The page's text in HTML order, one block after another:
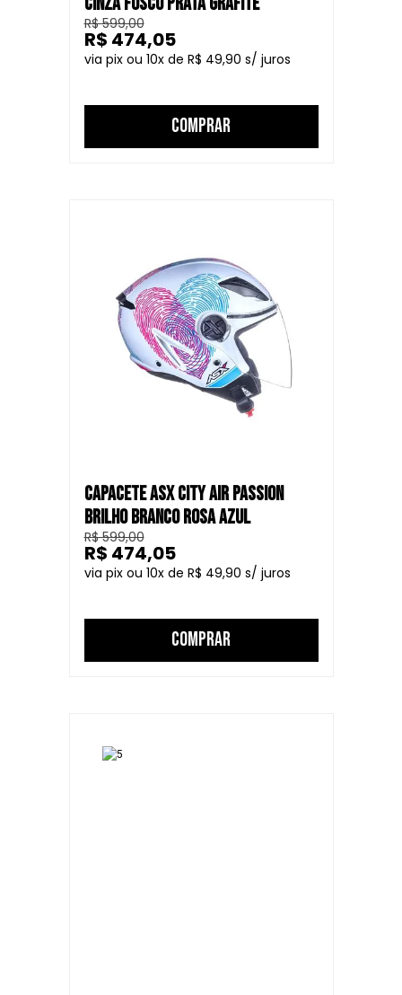
R$ 599,00
10
R$ 49,90
R$ 474,05
COMPRAR
CAPACETE ASX CITY AIR PASSION
BRILHO BRANCO ROSA AZUL
R$ 599,00
10
R$ 49,90
R$ 474,05
COMPRAR